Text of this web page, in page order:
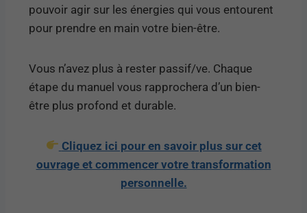
pouvoir agir sur les énergies qui vous entourent
pour prendre en main votre bien-être.
Vous n’avez plus à rester passif/ve. Chaque
étape du manuel vous rapprochera d’un bien-
être plus profond et durable.
Cliquez ici pour en savoir plus sur cet
ouvrage et commencer votre transformation
personnelle.